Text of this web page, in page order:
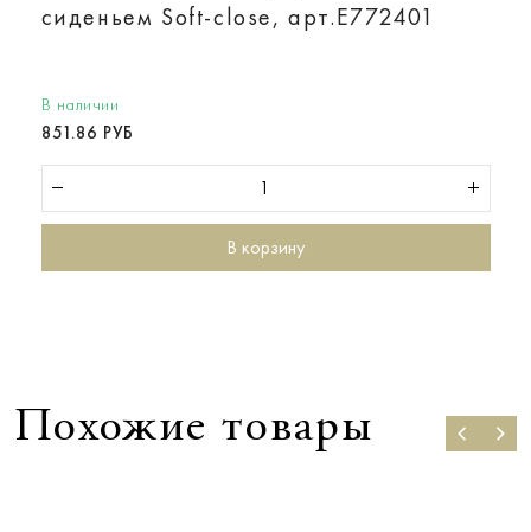
сиденьем Soft-close, арт.E772401
В наличии
851.86 РУБ
В корзину
Похожие товары